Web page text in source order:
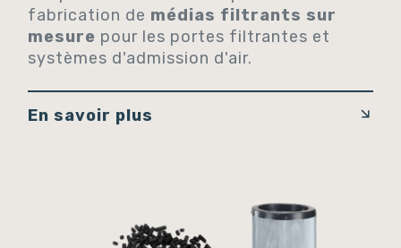
fabrication de médias filtrants sur
mesure pour les portes filtrantes et
systèmes d'admission d'air.
En savoir plus